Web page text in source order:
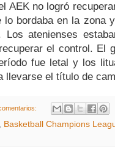
AEK no logró
lo bordaba en la zona
Los atenienses
el control. El
fue letal y los
llevarse el título de
Basketball Champions